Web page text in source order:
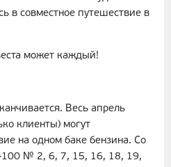
в совместное путешествие в
может каждый!
Весь апрель
клиенты) могут
на одном баке бензина. Со
100 № 2, 6, 7, 15, 16, 18, 19,